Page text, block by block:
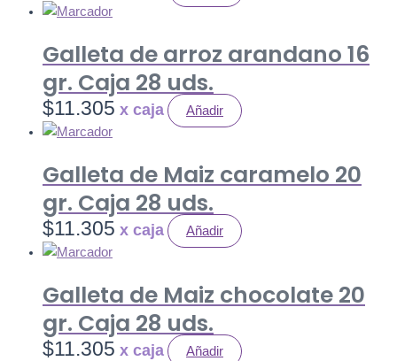
Galleta de arroz arandano 16
gr. Caja 28 uds.
$11.305 Añadir
Galleta de Maiz caramelo 20
gr. Caja 28 uds.
$11.305 Añadir
Galleta de Maiz chocolate 20
gr. Caja 28 uds.
$11.305 Añadir